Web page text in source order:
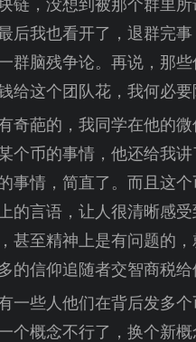
链，没想到被那个群里
后我也看开了，退群完
群脑残争论。再说，那
给这个团队花，我何必要
奇葩的，我同学在他的
个币的事情，他还给我
事情，简直了。而且这
的言语，让人很清晰感
甚至精神上是有问题的
的信仰追随者交智商税给
一些人他们在背后发多
个概念不行了，换个新概